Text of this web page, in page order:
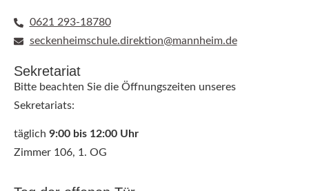
0621 293-18780
seckenheimschule.direktion@mannheim.de
Sekretariat
Bitte beachten Sie die Öffnungszeiten unseres
Sekretariats:
täglich 9:00 bis 12:00 Uhr
Zimmer 106, 1. OG